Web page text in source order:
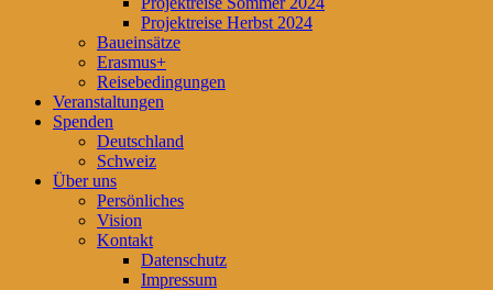
Projektreise Herbst 2024
Baueinsätze
Erasmus+
Reisebedingungen
Veranstaltungen
Spenden
Deutschland
Schweiz
Über uns
Persönliches
Vision
Kontakt
Datenschutz
Impressum